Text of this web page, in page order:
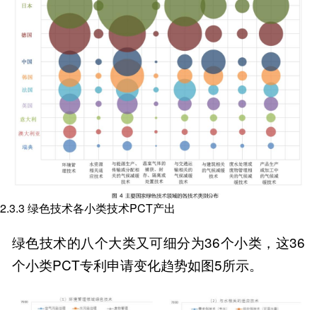
2.3.3 绿色技术各小类技术PCT产出
绿色技术的八个大类又可细分为36个小类，这36
个小类PCT专利申请变化趋势如图5所示。